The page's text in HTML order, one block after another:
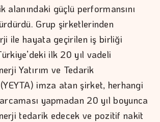
alanındaki güçlü performansını
Grup şirketlerinden
ile hayata geçirilen iş birliği
ilk 20 yıl vadeli
Yatırım ve Tedarik
(YEYTA) imza atan şirket, herhangi
yapmadan 20 yıl boyunca
tedarik edecek ve pozitif nakit